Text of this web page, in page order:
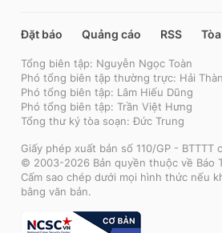
Đặt báo Quảng cáo RSS
Tổng biên tập: Nguyễn Ngọc Toàn
Phó tổng biên tập thường trực: Hải
Phó tổng biên tập: Lâm Hiếu Dũng
Phó tổng biên tập: Trần Việt Hưng
Tổng thư ký tòa soạn: Đức Trung
Giấy phép xuất bản số 110/GP - BTTTT
© 2003-2026 Bản quyền thuộc về Báo
Cấm sao chép dưới mọi hình thức nếu
bằng văn bản.